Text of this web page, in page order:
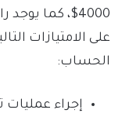
على الامتيازات
الحساب:
إجراء